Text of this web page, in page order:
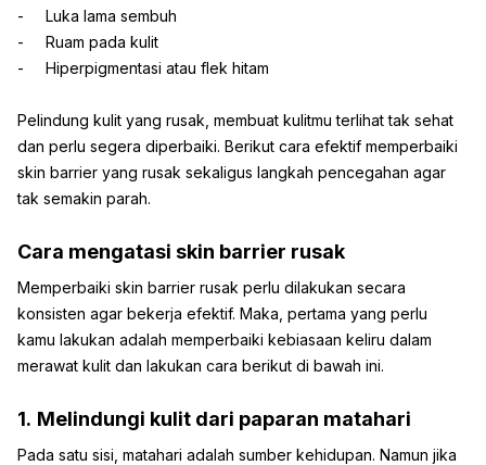
- Luka lama sembuh
- Ruam pada kulit
- Hiperpigmentasi atau flek hitam
Pelindung kulit yang rusak, membuat kulitmu terlihat tak sehat
dan perlu segera diperbaiki. Berikut cara efektif memperbaiki
skin barrier yang rusak sekaligus langkah pencegahan agar
tak semakin parah.
Cara mengatasi skin barrier rusak
Memperbaiki skin barrier rusak perlu dilakukan secara
konsisten agar bekerja efektif. Maka, pertama yang perlu
kamu lakukan adalah memperbaiki kebiasaan keliru dalam
merawat kulit dan lakukan cara berikut di bawah ini.
1. Melindungi kulit dari paparan matahari
Pada satu sisi, matahari adalah sumber kehidupan. Namun jika